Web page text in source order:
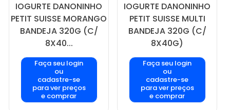
IOGURTE DANONINHO
PETIT SUISSE MORANGO
BANDEJA 320G (C/
8X40...
Faça seu login
ou
cadastre-se
para ver preços
e comprar
IOGURTE DANONINHO
PETIT SUISSE MULTI
BANDEJA 320G (C/
8X40G)
Faça seu login
ou
cadastre-se
para ver preços
e comprar